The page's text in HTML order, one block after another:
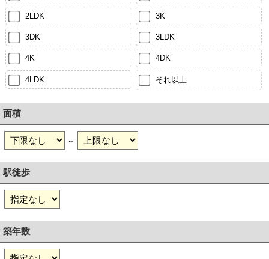
2LDK 3K
3DK 3LDK
4K 4DK
4LDK それ以上
面積
～
駅徒歩
築年数